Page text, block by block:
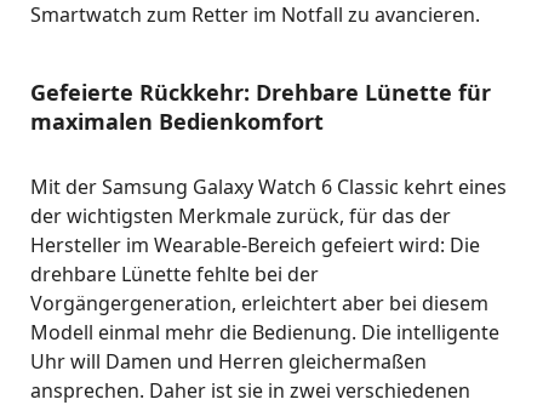
Smartwatch zum Retter im Notfall zu avancieren.
Gefeierte Rückkehr: Drehbare Lünette für
maximalen Bedienkomfort
Mit der Samsung Galaxy Watch 6 Classic kehrt eines
der wichtigsten Merkmale zurück, für das der
Hersteller im Wearable-Bereich gefeiert wird: Die
drehbare Lünette fehlte bei der
Vorgängergeneration, erleichtert aber bei diesem
Modell einmal mehr die Bedienung. Die intelligente
Uhr will Damen und Herren gleichermaßen
ansprechen. Daher ist sie in zwei verschiedenen